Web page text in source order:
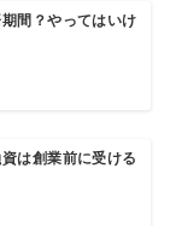
間？やってはいけ
は創業前に受ける